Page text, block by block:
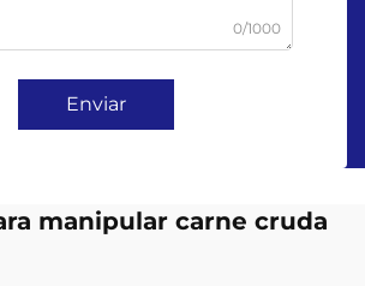
0/1000
Enviar
manipular carne cruda